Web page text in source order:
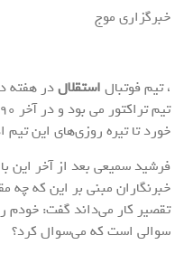
خبرگزاری موج
، تیم فوتبال استقلالدر هفته
خورد تا تیره روزی‌های این تیم
فرشید سمیعی بعد از آخر این
خبرنگاران مبنی بر این که چه
تقصیر کار می‌داند گفت: خودم
سوالی است که می‌سوال کرد؟